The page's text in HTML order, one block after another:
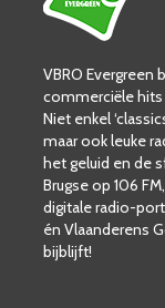
VBRO Evergreen
commerciële
Niet enkel
maar ook leuke
het geluid en de
Brugse op 106
digitale radio-
én Vlaanderens
bijblijft!